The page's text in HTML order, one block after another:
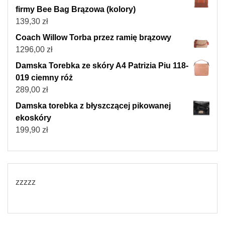
firmy Bee Bag Brązowa (kolory)
139,30 zł
Coach Willow Torba przez ramię brązowy
1296,00 zł
Damska Torebka ze skóry A4 Patrizia Piu 118-
019 ciemny róż
289,00 zł
Damska torebka z błyszczącej pikowanej
ekoskóry
199,90 zł
zzzzz